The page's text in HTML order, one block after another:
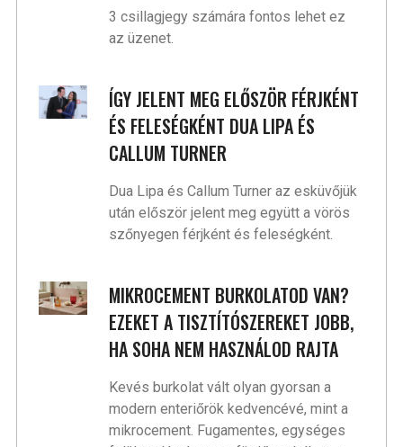
3 csillagjegy számára fontos lehet ez
az üzenet.
ÍGY JELENT MEG ELŐSZÖR FÉRJKÉNT
ÉS FELESÉGKÉNT DUA LIPA ÉS
CALLUM TURNER
Dua Lipa és Callum Turner az esküvőjük
után először jelent meg együtt a vörös
szőnyegen férjként és feleségként.
MIKROCEMENT BURKOLATOD VAN?
EZEKET A TISZTÍTÓSZEREKET JOBB,
HA SOHA NEM HASZNÁLOD RAJTA
Kevés burkolat vált olyan gyorsan a
modern enteriőrök kedvencévé, mint a
mikrocement. Fugamentes, egységes